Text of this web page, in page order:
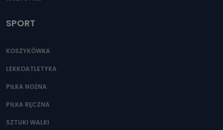
SPORT
KOSZYKÓWKA
LEKKOATLETYKA
PIŁKA NOŻNA
PIŁKA RĘCZNA
SZTUKI WALKI